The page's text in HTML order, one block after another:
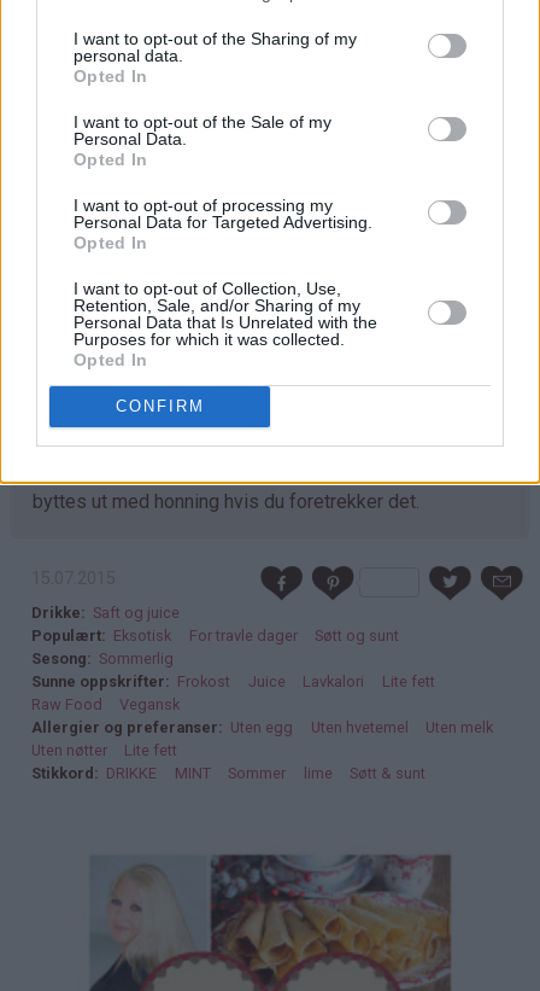
I want to opt-out of the Sharing of my
personal data.
Opted In
I want to opt-out of the Sale of my
Personal Data.
Opted In
I want to opt-out of processing my
Personal Data for Targeted Advertising.
Opted In
I want to opt-out of Collection, Use,
Retention, Sale, and/or Sharing of my
Personal Data that Is Unrelated with the
Purposes for which it was collected.
Opted In
CONFIRM
litt mer sukker hvis du liker teen søtere.
kjøleskapet til dagen etter).
Server den grønne isteen med lime i skiver, friske
mynteblader og isbiter.
Tips
Det er viktig at den grønne teen trekker lenge nok til
at den avgir skikkelig smak, men ikke så lenge at teen
blir bitter.
♥Smak til med sukker og limesaft så du får den
byttes ut med honning hvis du foretrekker det.
Drikke
Saft og juice
Populært
Eksotisk For travle dager
Søtt og sunt
Sesong
Sommerlig
Sunne oppskrifter
Frokost Juice Lavkalori
Lite fett
Raw Food
Vegansk
Allergier og preferanser
Uten egg Uten hvetemel
Uten melk
Uten nøtter
Lite fett
Stikkord
DRIKKE MINT Sommer lime Søtt & sunt